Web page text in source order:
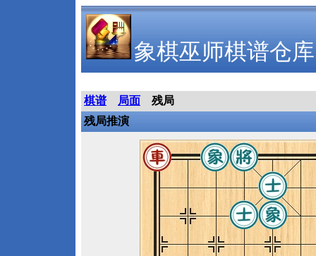
象棋巫师棋谱仓库
棋谱 局面
残局
残局推演